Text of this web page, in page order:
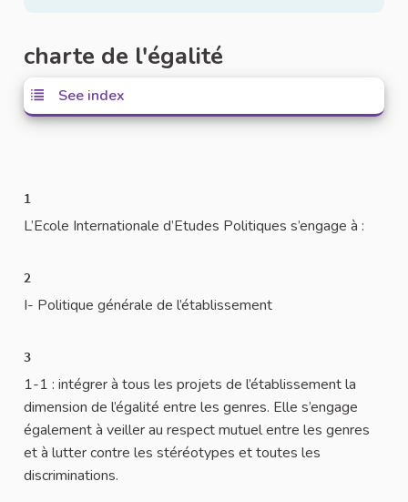
charte de l'égalité
See index
1
L’Ecole Internationale d’Etudes Politiques s’engage à :
2
I- Politique générale de l’établissement
3
1-1 : intégrer à tous les projets de l’établissement la
dimension de l’égalité entre les genres. Elle s’engage
également à veiller au respect mutuel entre les genres
et à lutter contre les stéréotypes et toutes les
discriminations.